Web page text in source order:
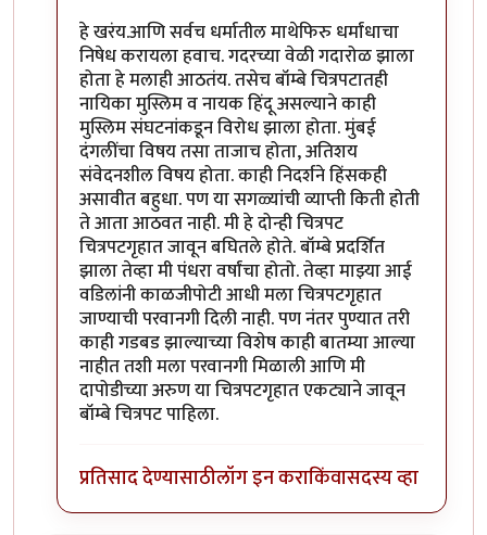
हे खरंय.आणि सर्वच धर्मातील माथेफिरु धर्मांधाचा
निषेध करायला हवाच. गदरच्या वेळी गदारोळ झाला
होता हे मलाही आठतंय. तसेच बॉम्बे चित्रपटातही
नायिका मुस्लिम व नायक हिंदू असल्याने काही
मुस्लिम संघटनांकडून विरोध झाला होता. मुंबई
दंगलींचा विषय तसा ताजाच होता, अतिशय
संवेदनशील विषय होता. काही निदर्शने हिंसकही
असावीत बहुधा. पण या सगळ्यांची व्याप्ती किती होती
ते आता आठवत नाही. मी हे दोन्ही चित्रपट
चित्रपटगृहात जावून बघितले होते. बॉम्बे प्रदर्शित
झाला तेव्हा मी पंधरा वर्षांचा होतो. तेव्हा माझ्या आई
वडिलांनी काळजीपोटी आधी मला चित्रपटगृहात
जाण्याची परवानगी दिली नाही. पण नंतर पुण्यात तरी
काही गडबड झाल्याच्या विशेष काही बातम्या आल्या
नाहीत तशी मला परवानगी मिळाली आणि मी
दापोडीच्या अरुण या चित्रपटगृहात एकट्याने जावून
बॉम्बे चित्रपट पाहिला.
प्रतिसाद देण्यासाठीलॉग इन कराकिंवासदस्य व्हा